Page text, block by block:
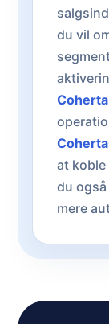
du vil
Coherta
at koble
du
mere